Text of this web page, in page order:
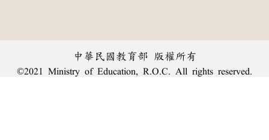
中華民國教育部 版權所有
©2021 Ministry of Education, R.O.C. All rights reserved.